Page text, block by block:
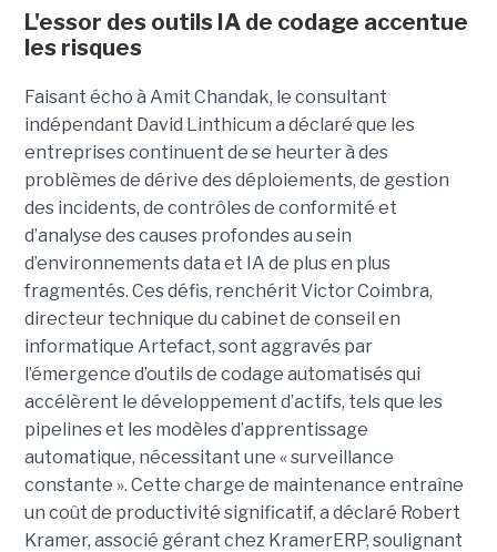
L'essor des outils IA de codage accentue
les risques
Faisant écho à Amit Chandak, le consultant
indépendant David Linthicum a déclaré que les
entreprises continuent de se heurter à des
problèmes de dérive des déploiements, de gestion
des incidents, de contrôles de conformité et
d’analyse des causes profondes au sein
d’environnements data et IA de plus en plus
fragmentés. Ces défis, renchérit Victor Coimbra,
directeur technique du cabinet de conseil en
informatique Artefact, sont aggravés par
l’émergence d’outils de codage automatisés qui
accélèrent le développement d’actifs, tels que les
pipelines et les modèles d’apprentissage
automatique, nécessitant une « surveillance
constante ». Cette charge de maintenance entraîne
un coût de productivité significatif, a déclaré Robert
Kramer, associé gérant chez KramerERP, soulignant